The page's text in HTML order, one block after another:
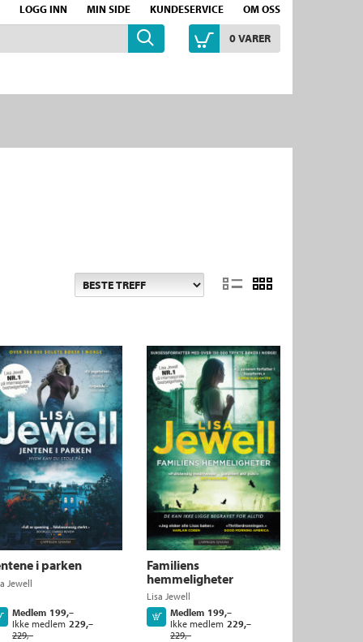
LOGG INN MIN SIDE KUNDESERVICE OM OSS
0VARER
i parken
Jewell
Medlem 199,–
Ikke medlem 229,–
229,–
Kjøp
Familiens
hemmeligheter
Lisa Jewell
Medlem 199,–
Ikke medlem 229,–
229,–
Kjøp